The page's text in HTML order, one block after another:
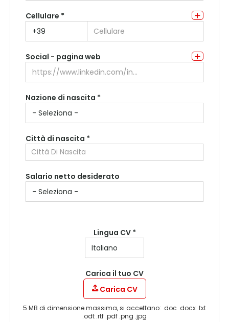
Cellulare *
Social - pagina web
Nazione di nascita *
Città di nascita *
Città Di Nascita
Salario netto desiderato
Lingua CV *
Carica il tuo CV
Carica CV
5 MB di dimensione massima, si accettano: .doc .docx .txt
.odt .rtf .pdf .png .jpg